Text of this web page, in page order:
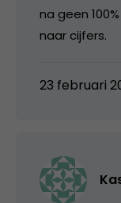
na geen
naar cijfers.
23 februari